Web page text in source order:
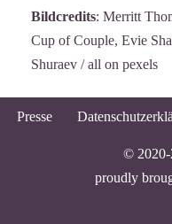
Bildcredits: Merritt
Cup of Couple, Evie
Shuraev / all on pexels
Presse
© 2020-
proudly